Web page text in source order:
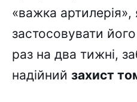
«важка
застосовувати
раз на два тижні,
надійний захист